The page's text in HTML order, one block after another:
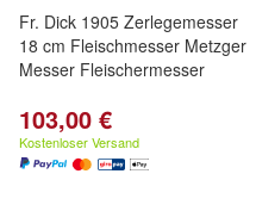
Fr. Dick 1905 Zerlegemesser
18 cm Fleischmesser Metzger
Messer Fleischermesser
103,00 €
Kostenloser Versand